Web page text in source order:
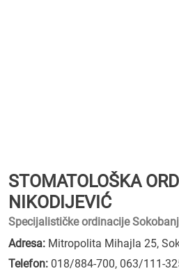
STOMATOLOŠKA
NIKODIJEVIĆ
Specijalističke ordinacije
Adresa: Mitropolita Mihajla 25,
Telefon: 018/884-700, 063/111-